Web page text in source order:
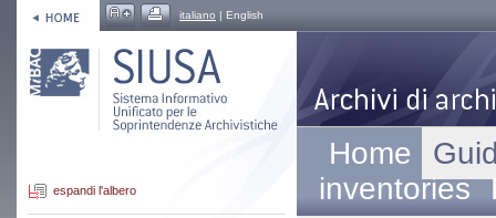
italiano | English
espandi l'albero
Home
inventories